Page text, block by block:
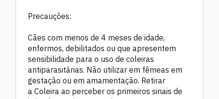
Precauções:
Cães com menos de 4 meses de idade,
enfermos, debilitados ou que apresentem
sensibilidade para o uso de coleiras
antiparasitárias. Não utilizar em fêmeas em
gestação ou em amamentação. Retirar
a Coleira ao perceber os primeiros sinais de